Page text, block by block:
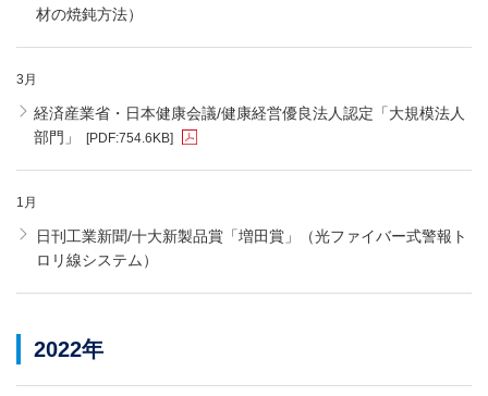
材の焼鈍方法）
3月
経済産業省・日本健康会議/健康経営優良法人認定「大規模法人
部門」
[PDF:754.6KB]
1月
日刊工業新聞/十大新製品賞「増田賞」（光ファイバー式警報ト
ロリ線システム）
2022年